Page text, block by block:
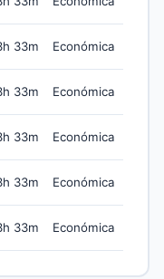
33m Económica
33m Económica
33m Económica
33m Económica
33m Económica